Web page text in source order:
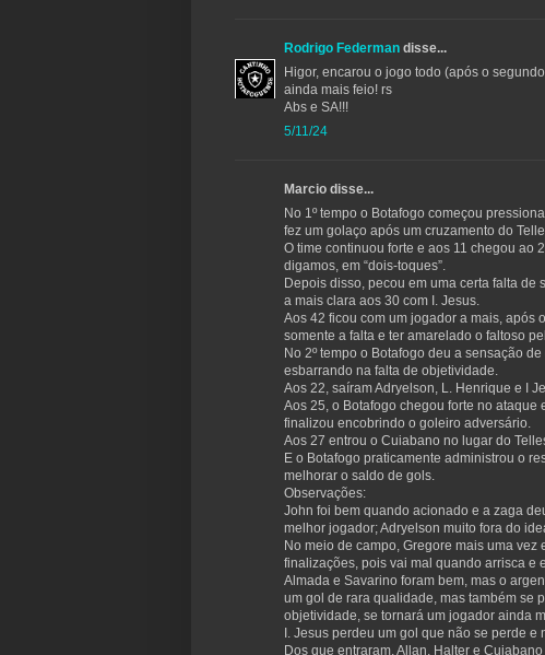
Rodrigo Federman disse...
Higor, encarou o jogo todo (após o
ainda mais feio! rs
Abs e SA!!!
5/11/24
Marcio disse...
No 1º tempo o Botafogo começou
fez um golaço após um cruzamento do
O time continuou forte e aos 11 chegou ao
digamos, em “dois-toques”.
Depois disso, pecou em uma certa falta
a mais clara aos 30 com I. Jesus.
Aos 42 ficou com um jogador a mais, após
somente a falta e ter amarelado o faltoso
No 2º tempo o Botafogo deu a sensação
esbarrando na falta de objetividade.
Aos 22, saíram Adryelson, L. Henrique e I
Aos 25, o Botafogo chegou forte no ataque
finalizou encobrindo o goleiro adversário.
Aos 27 entrou o Cuiabano no lugar do
E o Botafogo praticamente administrou o
melhorar o saldo de gols.
Observações:
John foi bem quando acionado e a zaga
melhor jogador; Adryelson muito fora do
No meio de campo, Gregore mais uma
finalizações, pois vai mal quando arrisca e
Almada e Savarino foram bem, mas o
um gol de rara qualidade, mas também se
objetividade, se tornará um jogador ainda
I. Jesus perdeu um gol que não se perde
Dos que entraram, Allan, Halter e